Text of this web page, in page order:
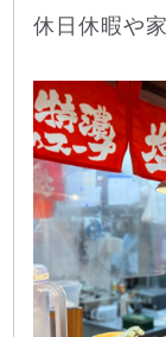
休日休暇や